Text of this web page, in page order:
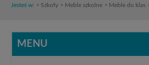
Jesteś w: » Szkoły » Meble szkolne » Meble do klas
MENU